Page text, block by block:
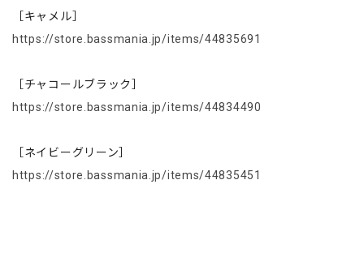
［キャメル］
https://store.bassmania.jp/items/44835691
［チャコールブラック］
https://store.bassmania.jp/items/44834490
［ネイビーグリーン］
https://store.bassmania.jp/items/44835451